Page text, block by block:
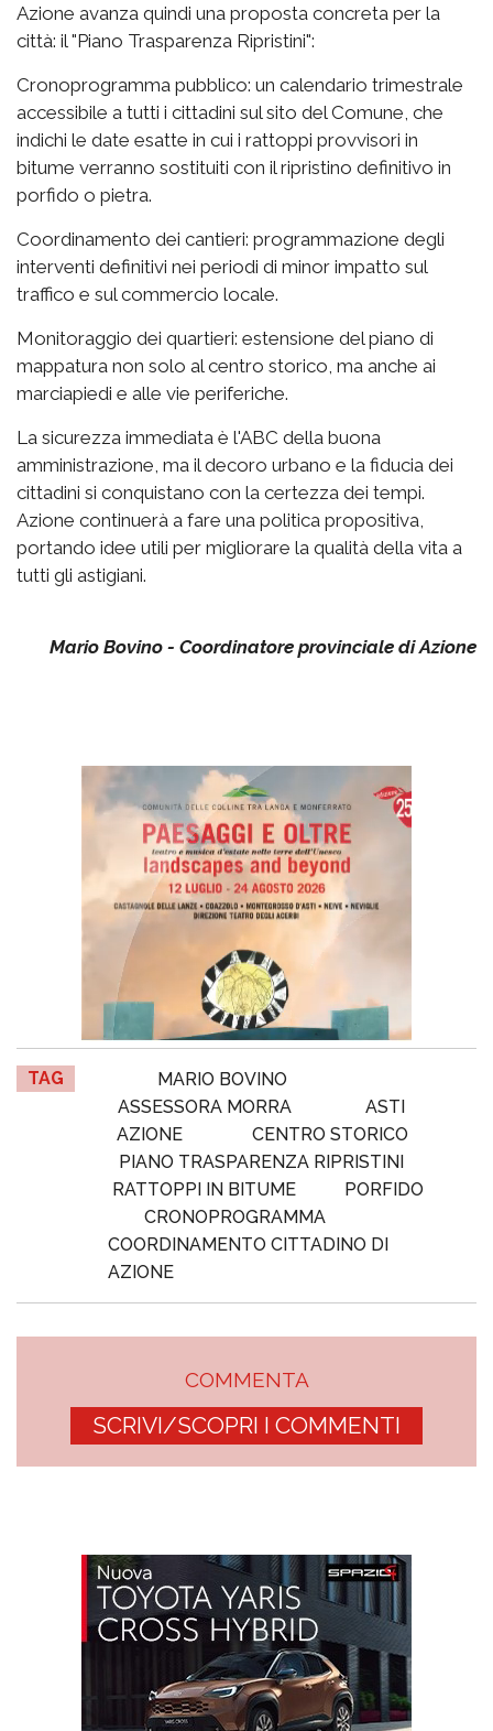
Azione avanza quindi una proposta concreta per la
città: il "Piano Trasparenza Ripristini":
Cronoprogramma pubblico: un calendario trimestrale
accessibile a tutti i cittadini sul sito del Comune, che
indichi le date esatte in cui i rattoppi provvisori in
bitume verranno sostituiti con il ripristino definitivo in
porfido o pietra.
Coordinamento dei cantieri: programmazione degli
interventi definitivi nei periodi di minor impatto sul
traffico e sul commercio locale.
Monitoraggio dei quartieri: estensione del piano di
mappatura non solo al centro storico, ma anche ai
marciapiedi e alle vie periferiche.
La sicurezza immediata è l'ABC della buona
amministrazione, ma il decoro urbano e la fiducia dei
cittadini si conquistano con la certezza dei tempi.
Azione continuerà a fare una politica propositiva,
portando idee utili per migliorare la qualità della vita a
tutti gli astigiani.
Mario Bovino - Coordinatore provinciale di Azione
TAG
MARIO BOVINO
ASSESSORA MORRA
ASTI
AZIONE
CENTRO STORICO
PIANO TRASPARENZA RIPRISTINI
RATTOPPI IN BITUME
PORFIDO
CRONOPROGRAMMA
COORDINAMENTO CITTADINO DI
AZIONE
COMMENTA
SCRIVI/SCOPRI I COMMENTI